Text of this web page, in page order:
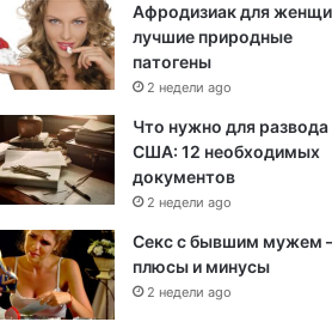
Афродизиак для
лучшие природные
патогены
2 недели ago
Что нужно для развода
США: 12 необходимых
документов
2 недели ago
Секс с бывшим мужем
плюсы и минусы
2 недели ago